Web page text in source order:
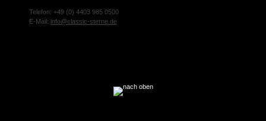
Telefon: +49 (0) 4403 985 0500
E-Mail: info@classic-sterne.de